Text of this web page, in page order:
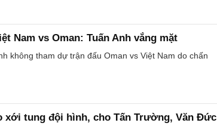
Nam vs Oman: Tuấn Anh vắng mặt
không tham dự trận đấu Oman vs Việt Nam do chấn
xới tung đội hình, cho Tấn Trường, Văn Đức